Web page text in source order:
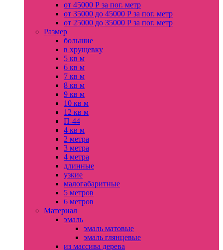
от 45000 Р за пог. метр
от 35000 до 45000 Р за пог. метр
от 25000 до 35000 Р за пог. метр
Размер
большие
в хрущевку
5 кв м
6 кв м
7 кв м
8 кв м
9 кв м
10 кв м
12 кв м
П-44
4 кв м
2 метра
3 метра
4 метра
длинные
узкие
малогабаритные
5 метров
6 метров
Материал
эмаль
эмаль матовые
эмаль глянцевые
из массива дерева